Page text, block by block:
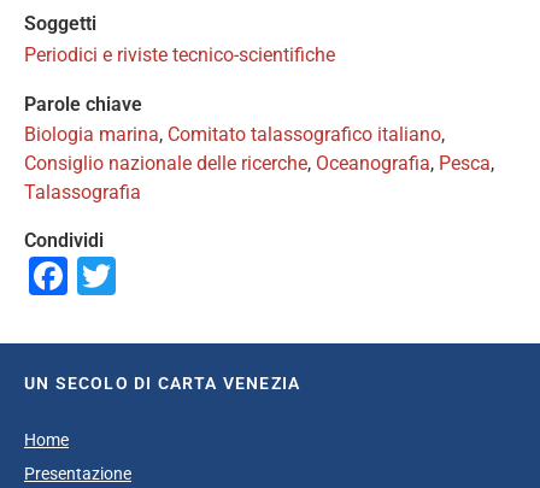
Soggetti
Periodici e riviste tecnico-scientifiche
Parole chiave
Biologia marina, Comitato talassografico italiano,
Consiglio nazionale delle ricerche, Oceanografia, Pesca,
Talassografia
Condividi
Facebook
UN SECOLO DI CARTA VENEZIA
Home
Presentazione